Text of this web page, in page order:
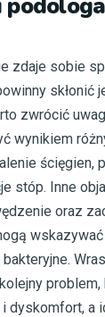
zdaje sobie
skłonić
zwrócić
wynikiem
ścięgien,
stóp. Inne
oraz
dyskomfort, a